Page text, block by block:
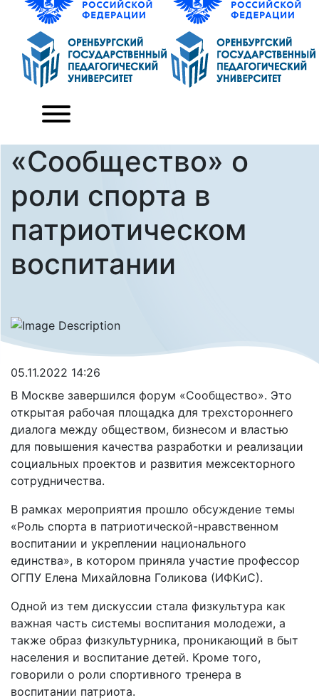
«Сообщество» о
роли спорта в
патриотическом
воспитании
05.11.2022 14:26
В Москве завершился форум «Сообщество». Это
открытая рабочая площадка для трехстороннего
диалога между обществом, бизнесом и властью
для повышения качества разработки и реализации
социальных проектов и развития межсекторного
сотрудничества.
В рамках мероприятия прошло обсуждение темы
«Роль спорта в патриотической-нравственном
воспитании и укреплении национального
единства», в котором приняла участие профессор
ОГПУ Елена Михайловна Голикова (ИФКиС).
Одной из тем дискуссии стала физкультура как
важная часть системы воспитания молодежи, а
также образ физкультурника, проникающий в быт
населения и воспитание детей. Кроме того,
говорили о роли спортивного тренера в
воспитании патриота.